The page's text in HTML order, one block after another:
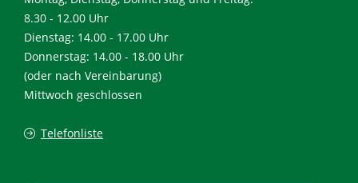
8.30 - 12.00 Uhr
Dienstag: 14.00 - 17.00 Uhr
Donnerstag: 14.00 - 18.00 Uhr
(oder nach Vereinbarung)
Mittwoch geschlossen
Telefonliste